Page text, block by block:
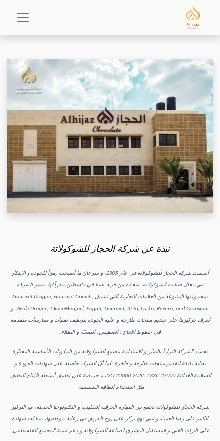
نبذة عن شركة الحجاز للشوكولاتة
أسست شركة الحجاز للشوكولاتة في عام 2005، و سرعان ما أصبحت رمزاً للجودة و الابتكار
في مجال صناعة الشوكولاتة، متخذة من قرية عنبتا في فلسطين مقراً لها. تتميز الشركة
بمجموعتها المتنوعة من العلامات التجارية التي تشمل Gourmet Dragee, Gourmet Crunch,
Avola Dragee, ChocoMedjool, Pogati, Gourmet, BEST, Lorka, Revera, and Occasions، و
تُعرف بتركيزها على تقديم منتجات طازجة و عالية الجودة بتوظيف تقنيات و ممارسات متقدمة
في خطوط الإنتاج : التغطيس، الصبّ، و الطلاء.
تجسد الشركة التزاماً بالتميّز و الاستدامة بتصنيع الشوكولاتة من المكونات الأساسية المختارة
بعناية فائقة لتقديم منتجات طازجة و فاخرة. كما أنّ الشركة حاصلة على شهادات الجودة و
السلامة الغذائية ISO 22000:2028، FSSC 22000، و حريصة على تطبيق أنشطة الإنتاج النظيف
مثل استخدام الطاقة الشمسية.
شركة الحجاز للشوكولاتة تجمع بين المهارة الحرفية التقليدية و التكنولوجيا الحديثة، مع التركيز
الكبير على رضا العملاء و تبني نهج يركز على روح الفريق في رعاية موظفيها، مما يُعد شهادة
على التراث الغني و المستقبل المشرق لصناعة الشوكولاتة و دعم تنمية المجتمع الفلسطيني.